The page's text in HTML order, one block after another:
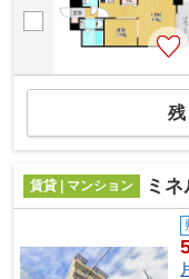
残
賃貸 | マンション ミ